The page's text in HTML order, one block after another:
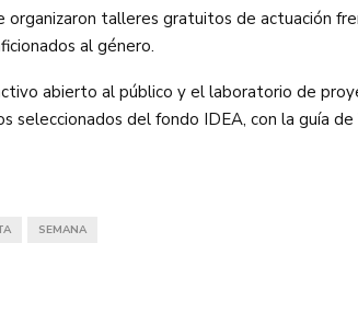
organizaron talleres gratuitos de actuación
al género.
abierto al público y el laboratorio de
seleccionados del fondo IDEA, con la guía
SEMANA